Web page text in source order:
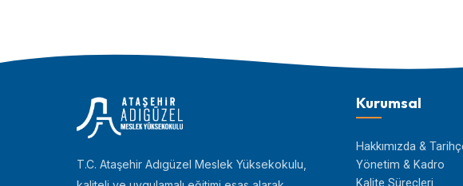
T.C. Ataşehir Adıgüzel Meslek Yüksekokulu,
Kurumsal
Hakkımızda &
Yönetim & Kadro
Kalite Süreçleri